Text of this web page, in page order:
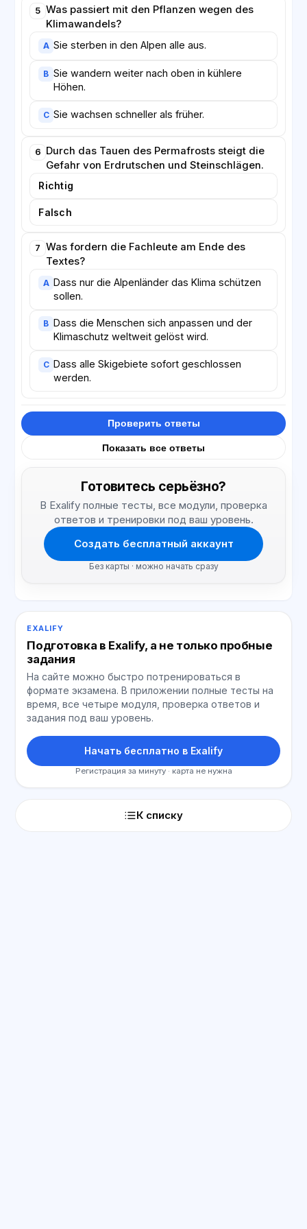
5 Was passiert mit den Pflanzen wegen des
Klimawandels?
A Sie sterben in den Alpen alle aus.
B Sie wandern weiter nach oben in kühlere
Höhen.
C Sie wachsen schneller als früher.
6 Durch das Tauen des Permafrosts steigt die
Gefahr von Erdrutschen und Steinschlägen.
Richtig
Falsch
7
Was fordern die Fachleute am Ende des
Textes?
A Dass nur die Alpenländer das Klima schützen
sollen.
B Dass die Menschen sich anpassen und der
Klimaschutz weltweit gelöst wird.
C Dass alle Skigebiete sofort geschlossen
werden.
Проверить ответы
Показать все ответы
Готовитесь серьёзно?
В Exalify полные тесты, все модули, проверка
ответов и тренировки под ваш уровень.
Создать бесплатный аккаунт
Без карты · можно начать сразу
EXALIFY
Подготовка в Exalify, а не только пробные
задания
На сайте можно быстро потренироваться в
формате экзамена. В приложении полные тесты на
время, все четыре модуля, проверка ответов и
задания под ваш уровень.
Начать бесплатно в Exalify
Регистрация за минуту · карта не нужна
К списку